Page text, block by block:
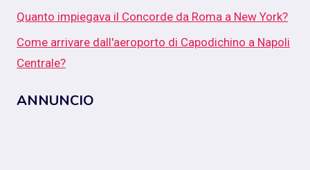
Quanto impiegava il Concorde da Roma a New York?
Come arrivare dall'aeroporto di Capodichino a Napoli
Centrale?
ANNUNCIO